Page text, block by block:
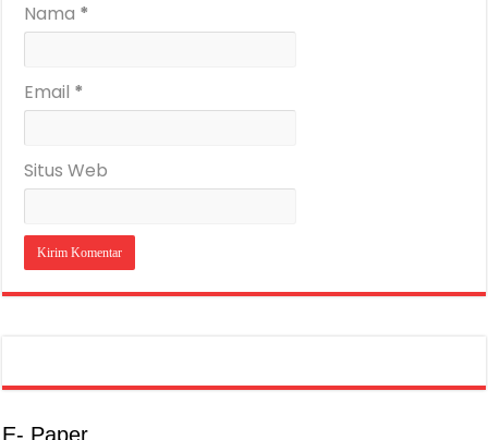
Nama *
Email *
Situs Web
E- Paper